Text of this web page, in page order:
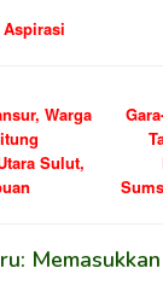
Warga
Sulut,